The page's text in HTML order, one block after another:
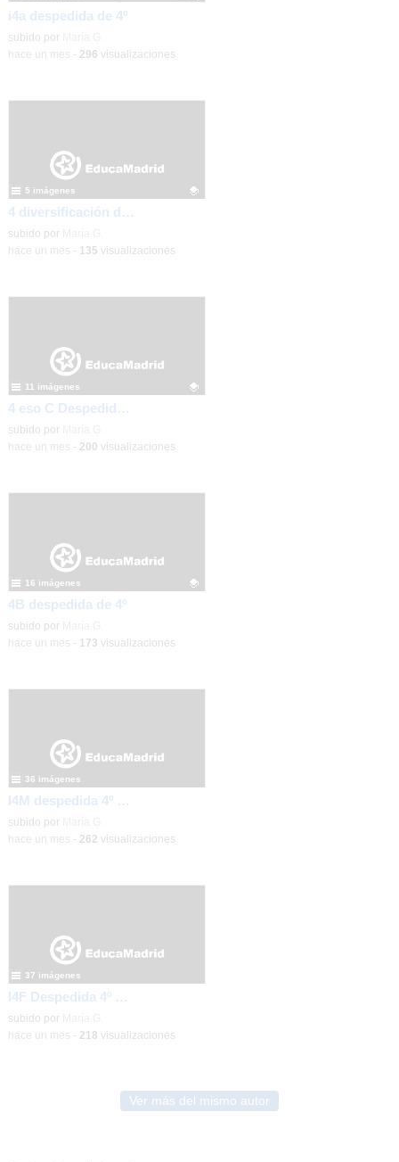
i4a despedida de 4º
Contenido educativo.
subido por
hace un mes - 296 visualizaciones
4 diversificación despedida de 4º
Contenido educativo.
subido por
5 imágenes
hace un mes - 135 visualizaciones
4 eso C Despedida de 4º
Contenido educativo.
subido por
11 imágenes
hace un mes - 200 visualizaciones
4B despedida de 4º
Contenido educativo.
subido por
16 imágenes
hace un mes - 173 visualizaciones
I4M despedida 4º de la ESO
subido por
36 imágenes
hace un mes - 262 visualizaciones
I4F Despedida 4º de la ESO
subido por
37 imágenes
hace un mes - 218 visualizaciones
Ver más del mismo autor